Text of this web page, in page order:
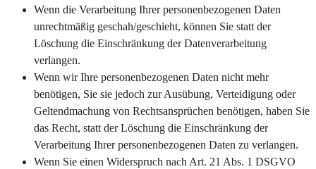
Wenn die Verarbeitung Ihrer personenbezogenen Daten
unrechtmäßig geschah/geschieht, können Sie statt der
Löschung die Einschränkung der Datenverarbeitung
verlangen.
Wenn wir Ihre personenbezogenen Daten nicht mehr
benötigen, Sie sie jedoch zur Ausübung, Verteidigung oder
Geltendmachung von Rechtsansprüchen benötigen, haben Sie
das Recht, statt der Löschung die Einschränkung der
Verarbeitung Ihrer personenbezogenen Daten zu verlangen.
Wenn Sie einen Widerspruch nach Art. 21 Abs. 1 DSGVO